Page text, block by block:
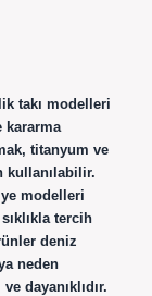
takı modelleri
kararma
titanyum ve
kullanılabilir.
modelleri
tercih
deniz
neden
dayanıklıdır.